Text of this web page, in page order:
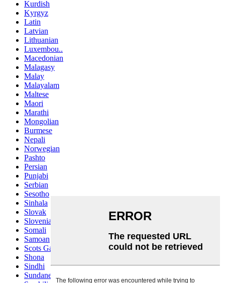
Kurdish
Kyrgyz
Latin
Latvian
Lithuanian
Luxembou..
Macedonian
Malagasy
Malay
Malayalam
Maltese
Maori
Marathi
Mongolian
Burmese
Nepali
Norwegian
Pashto
Persian
Punjabi
Serbian
Sesotho
Sinhala
Slovak
Slovenian
Somali
Samoan
Scots Gaelic
Shona
Sindhi
Sundanese